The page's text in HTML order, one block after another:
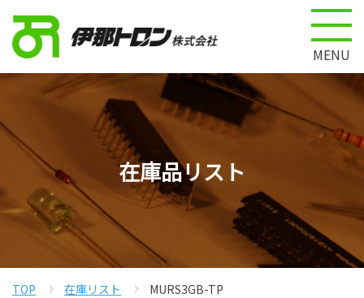
MENU
在庫品リスト
TOP 在庫リスト MURS3GB-TP